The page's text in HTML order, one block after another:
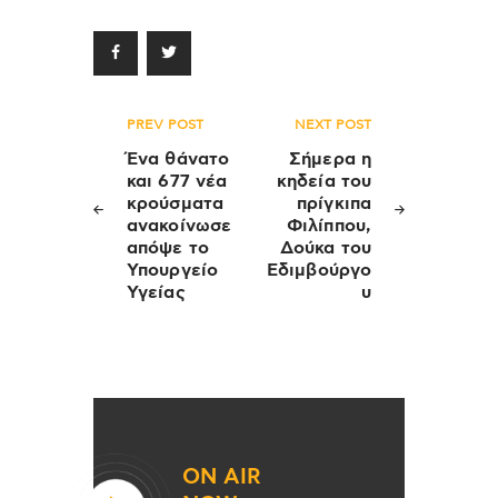
Πλοήγηση
άρθρων
PREV POST
Ένα θάνατο
και 677 νέα
κρούσματα
ανακοίνωσε
απόψε το
Υπουργείο
Υγείας
NEXT POST
Σήμερα η
κηδεία του
πρίγκιπα
Φιλίππου,
Δούκα του
Εδιμβούργο
υ
ON AIR